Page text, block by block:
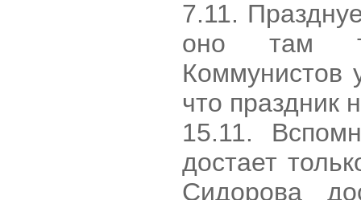
7.11.
оно там
Коммунистов
что праздник
15.11.
достает
Сидорова